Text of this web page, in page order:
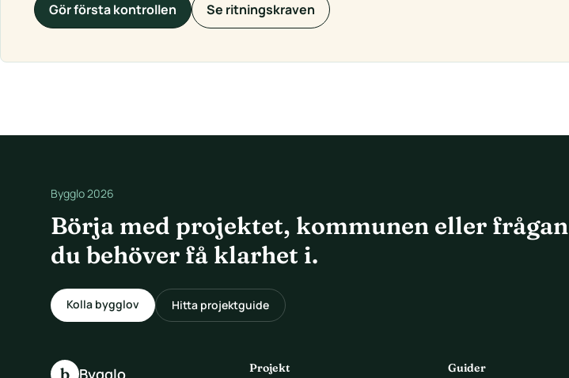
Gör första kontrollen Se ritningskraven
Bygglo 2026
Börja med projektet, kommunen eller frågan
du behöver få klarhet i.
Kolla bygglov Hitta projektguide
b Bygglo Projekt Guider